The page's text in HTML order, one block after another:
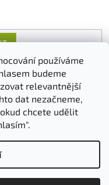
používáme
budeme
relevantnější
dat nezačneme,
chcete udělit
AGRO CS